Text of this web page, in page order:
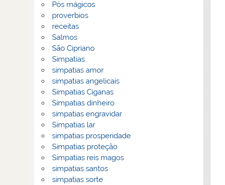
Pós mágicos
proverbios
receitas
Salmos
São Cipriano
Simpatias
simpatias amor
simpatias angelicais
Simpatias Ciganas
Simpatias dinheiro
simpatias engravidar
Simpatias lar
simpatias prosperidade
Simpatias proteção
Simpatias reis magos
simpatias santos
simpatias sorte